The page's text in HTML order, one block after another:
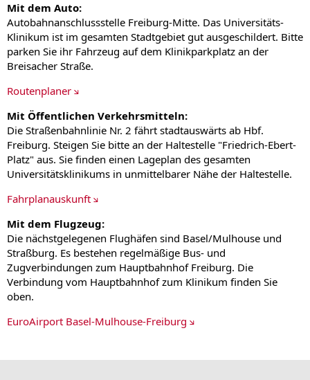
Mit dem Auto:
Autobahnanschlussstelle Freiburg-Mitte. Das Universitäts-
Klinikum ist im gesamten Stadtgebiet gut ausgeschildert. Bitte
parken Sie ihr Fahrzeug auf dem Klinikparkplatz an der
Breisacher Straße.
Routenplaner
Mit Öffentlichen Verkehrsmitteln:
Die Straßenbahnlinie Nr. 2 fährt stadtauswärts ab Hbf.
Freiburg. Steigen Sie bitte an der Haltestelle "Friedrich-Ebert-
Platz" aus. Sie finden einen Lageplan des gesamten
Universitätsklinikums in unmittelbarer Nähe der Haltestelle.
Fahrplanauskunft
Mit dem Flugzeug:
Die nächstgelegenen Flughäfen sind Basel/Mulhouse und
Straßburg. Es bestehen regelmäßige Bus- und
Zugverbindungen zum Hauptbahnhof Freiburg. Die
Verbindung vom Hauptbahnhof zum Klinikum finden Sie
oben.
EuroAirport Basel-Mulhouse-Freiburg